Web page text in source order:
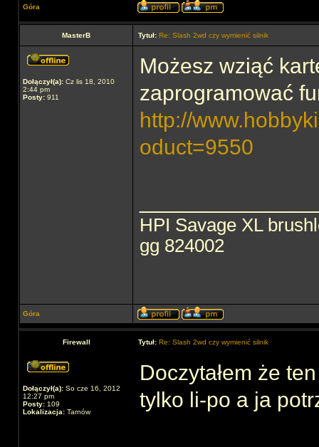
Góra
MasterB Tytuł: Re: Slash 2wd czy wymienić silnik
Dołączył(a): Cz lis 18, 2010
2:44 pm
Posty: 911
Możesz wziąć
zaprogramować
http://
oduct=9550
HPI Savage XL
gg 824002
Góra
Firewall Tytuł: Re: Slash 2wd czy wymienić silnik
Dołączył(a): So cze 16, 2012
12:27 pm
Posty: 109
Lokalizacja: Tarnów
Doczytałem że
tylko li-po a ja